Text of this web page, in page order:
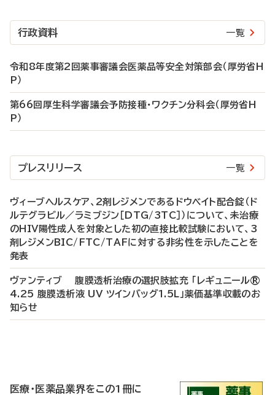
行政資料 一覧
令和8年度第2回薬事審議会医薬品等安全対策部会（厚労省H
P）
第66回厚生科学審議会予防接種・ワクチン分科会（厚労省H
P）
プレスリリース 一覧
ヴィーブヘルスケア、2剤レジメンであるドウベイト配合錠（ド
ルテグラビル／ラミブジン［DTG/3TC］）について、未治療
のHIV陽性成人を対象とした初の直接比較試験において、3
剤レジメンBIC/FTC/TAFに対する非劣性を示したことを
発表
ヴァンティブ 腹膜透析治療の選択肢拡充 「レギュニール®
4.25 腹膜透析液 UV ツインバッグ1.5L」薬価基準収載のお
知らせ
医療・医薬品業界をこの1冊に